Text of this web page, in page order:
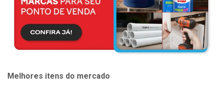
Melhores itens do mercado